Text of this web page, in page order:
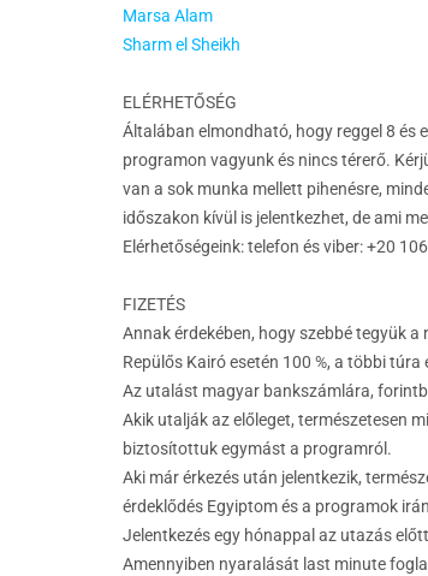
Marsa Alam
Sharm el Sheikh
ELÉRHETŐSÉG
Általában elmondható, hogy reggel 8 és
programon vagyunk és nincs térerő.
van a sok munka mellett pihenésre,
időszakon kívül is jelentkezhet, de ami
Elérhetőségeink: telefon és viber: +20
FIZETÉS
Annak érdekében, hogy szebbé tegyük
Repülős Kairó esetén 100 %, a többi
Az utalást magyar bankszámlára,
Akik utalják az előleget, természetesen
biztosítottuk egymást a programról.
Aki már érkezés után jelentkezik,
érdeklődés Egyiptom és a programok
Jelentkezés egy hónappal az utazás
Amennyiben nyaralását last minute